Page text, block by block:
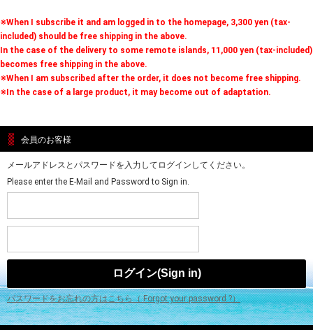
※When I subscribe it and am logged in to the homepage, 3,300 yen (tax-
included) should be free shipping in the above.
In the case of the delivery to some remote islands, 11,000 yen (tax-included)
becomes free shipping in the above.
※When I am subscribed after the order, it does not become free shipping.
※In the case of a large product, it may become out of adaptation.
会員のお客様
メールアドレスとパスワードを入力してログインしてください。
Please enter the E-Mail and Password to Sign in.
パスワードをお忘れの方はこちら（ Forgot your password ?）